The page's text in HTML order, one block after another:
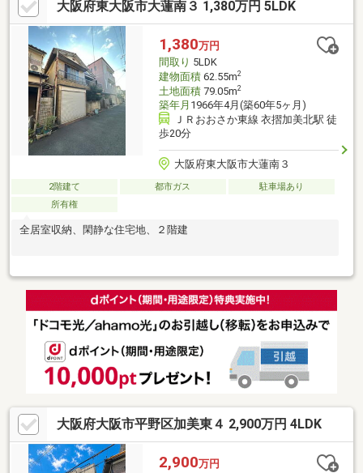
辺環境》■大蓮小学校まで徒歩11分(約830ｍ)■長瀬中学校まで徒
歩14分(約1120ｍ)■スーパーサンコー大蓮店まで徒歩6分(約440
ｍ)■サンディ大蓮店まで徒歩8分(約610ｍ)■ファミリーマート東大
阪大蓮南店まで徒歩6分(約410ｍ)
大阪府東大阪市大蓮南３ 1,380万円 5LDK
1,380万円
間取り 5LDK
建物面積62.55m2
土地面積79.05m2
築年月 1966年4月(築60年5ヶ月)
ＪＲおおさか東線 衣摺加美北駅 徒
歩20分
大阪府東大阪市大蓮南３
2階建て 都市ガス
駐車場あり
所有権
全居室収納、閑静な住宅地、２階建
大阪府大阪市平野区加美東４ 2,900万円 4LDK
2,900万円